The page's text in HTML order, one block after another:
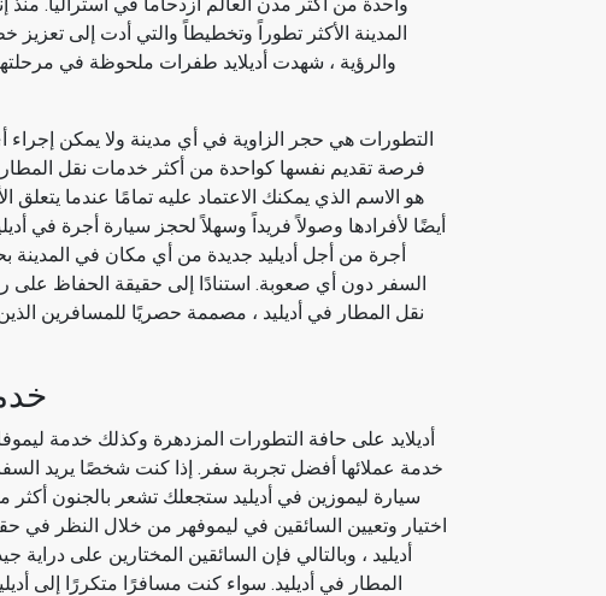
المدينة الأكثر تطوراً وتخطيطاً والتي أدت إلى
والرؤية ، شهدت أديلايد طفرات ملحوظة في
التطورات هي حجر الزاوية في أي مدينة ولا يمكن إجراء
أجرة من أجل أديليد جديدة من أي مكان في
السفر دون أي صعوبة. استنادًا إلى حقيقة الحفاظ على
نقل المطار في أديليد ، مصممة حصريًا للمسافرين
أديلايد على حافة التطورات المزدهرة وكذلك خدمة
خدمة عملائها أفضل تجربة سفر. إذا كنت شخصًا يريد
سيارة ليموزين في أديليد ستجعلك تشعر بالجنون أكثر
اختيار وتعيين السائقين في ليموفهر من خلال النظر في
أديليد ، وبالتالي فإن السائقين المختارين على
المطار في أديليد. سواء كنت مسافرًا متكررًا إلى